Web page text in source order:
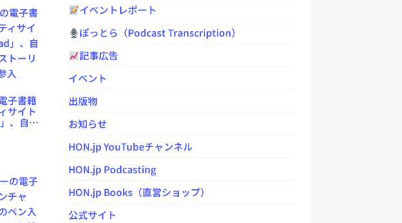
子書籍
サイト
、自撮
イベントレポート
ぽっとら（Podcast Transcription）
記事広告
イベント
出版物
お知らせ
HON.jp YouTubeチャンネル
HON.jp Podcasting
HON.jp Books（直営ショップ）
公式サイト